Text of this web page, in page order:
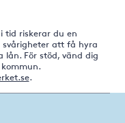
tid riskerar du en
att få hyra
För stöd, vänd dig
.